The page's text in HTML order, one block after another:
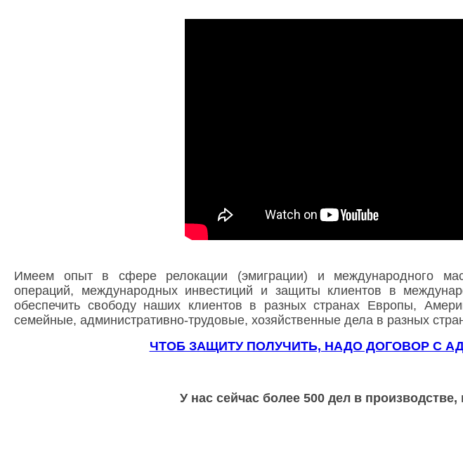
Имеем опыт в сфере релокации (эмиграции) и международного
операций, международных инвестиций и защиты клиентов в
обеспечить свободу наших клиентов в разных странах Европы,
семейные, административно-трудовые, хозяйственные дела в разных
ЧТОБ ЗАЩИТУ ПОЛУЧИТЬ, НАДО ДОГОВОР С
У нас сейчас более 500 дел в